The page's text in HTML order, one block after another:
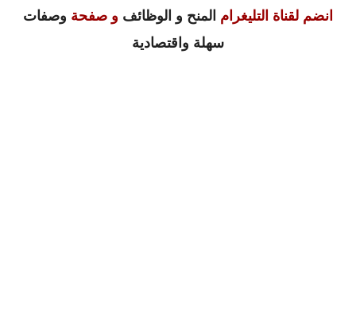
انضم لقناة التليغرام المنح و الوظائف و صفحة وصفات
سهلة واقتصادية